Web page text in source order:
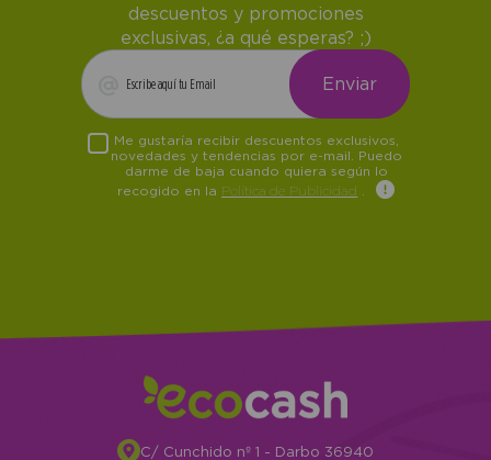
descuentos y promociones
exclusivas, ¿a qué esperas? ;)
Me gustaría recibir descuentos exclusivos,
novedades y tendencias por e-mail. Puedo
darme de baja cuando quiera según lo
recogido en la Política de Publicidad
C/ Cunchido nº 1 - Darbo 36940